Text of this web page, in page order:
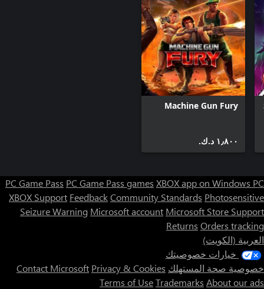
Machine Gun Fury
١٫٨٠٠ د.ك.‏
PC Game Pass PC Game Pass games XBOX app on Windows PC
XBOX Support FeedbackCommunity Standards Photosensitive
Seizure Warning Microsoft account Microsoft Store Support
Returns Orders tracking
العربية (الكويت)
خيارات خصوصيتك
خصوصية صحة المستهلك
Contact Microsoft Privacy & Cookies
Terms of UseTrademarks About our ads